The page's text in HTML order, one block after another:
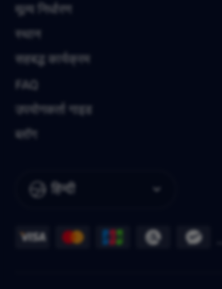
हिन्दी
मूल्य निर्धारण
स्थान
सहबद्ध कार्यक्रम
FAQ
उपयोगकर्ता गाइड
ब्लॉग